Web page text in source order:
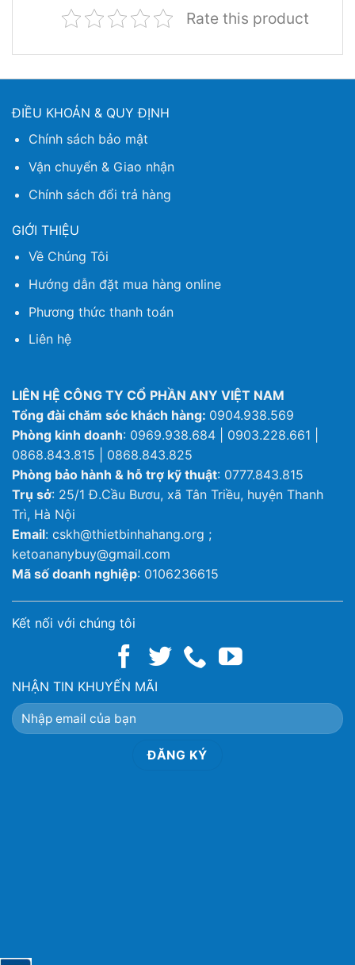
Rate this product
ĐIỀU KHOẢN & QUY ĐỊNH
Chính sách bảo mật
Vận chuyển & Giao nhận
Chính sách đổi trả hàng
GIỚI THIỆU
Về Chúng Tôi
Hướng dẫn đặt mua hàng online
Phương thức thanh toán
Liên hệ
LIÊN HỆ CÔNG TY CỔ PHẦN ANY VIỆT NAM
Tổng đài chăm sóc khách hàng: 0904.938.569
Phòng kinh doanh: 0969.938.684 | 0903.228.661 |
0868.843.815 | 0868.843.825
Phòng bảo hành & hỗ trợ kỹ thuật: 0777.843.815
Trụ sở: 25/1 Đ.Cầu Bươu, xã Tân Triều, huyện Thanh
Trì, Hà Nội
Email: cskh@thietbinhahang.org ;
ketoananybuy@gmail.com
Mã số doanh nghiệp: 0106236615
Kết nối với chúng tôi
NHẬN TIN KHUYẾN MÃI